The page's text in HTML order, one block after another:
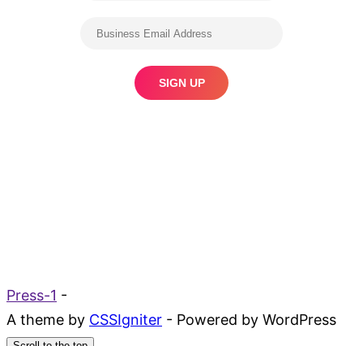
Press-1 -
A theme by CSSIgniter - Powered by WordPress